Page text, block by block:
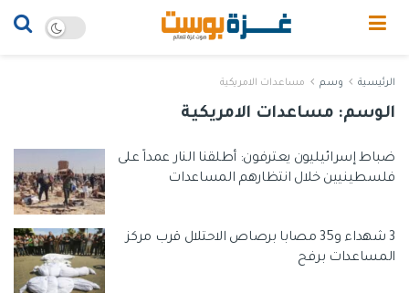
الرئيسية وسم مساعدات الامريكية
الوسم: مساعدات الامريكية
ضباط إسرائيليون يعترفون: أطلقنا النار عمداً على
فلسطينيين خلال انتظارهم المساعدات
3 شهداء و35 مصابا برصاص الاحتلال قرب مركز
المساعدات برفح